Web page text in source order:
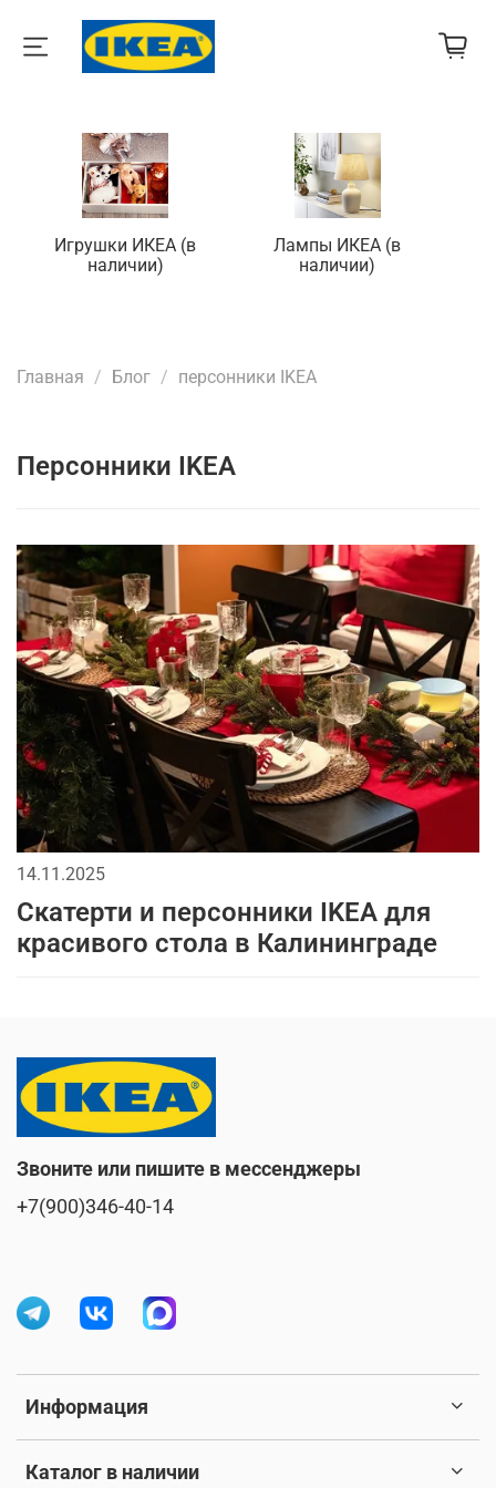
Игрушки ИКЕА (в
наличии)
Лампы ИКЕА (в
наличии)
Главная Блог персонники IKEA
персонники IKEA
14.11.2025
Скатерти и персонники IKEA для
красивого стола в Калининграде
Информация
Каталог в наличии
Звоните или пишите в мессенджеры
+7(900)346-40-14